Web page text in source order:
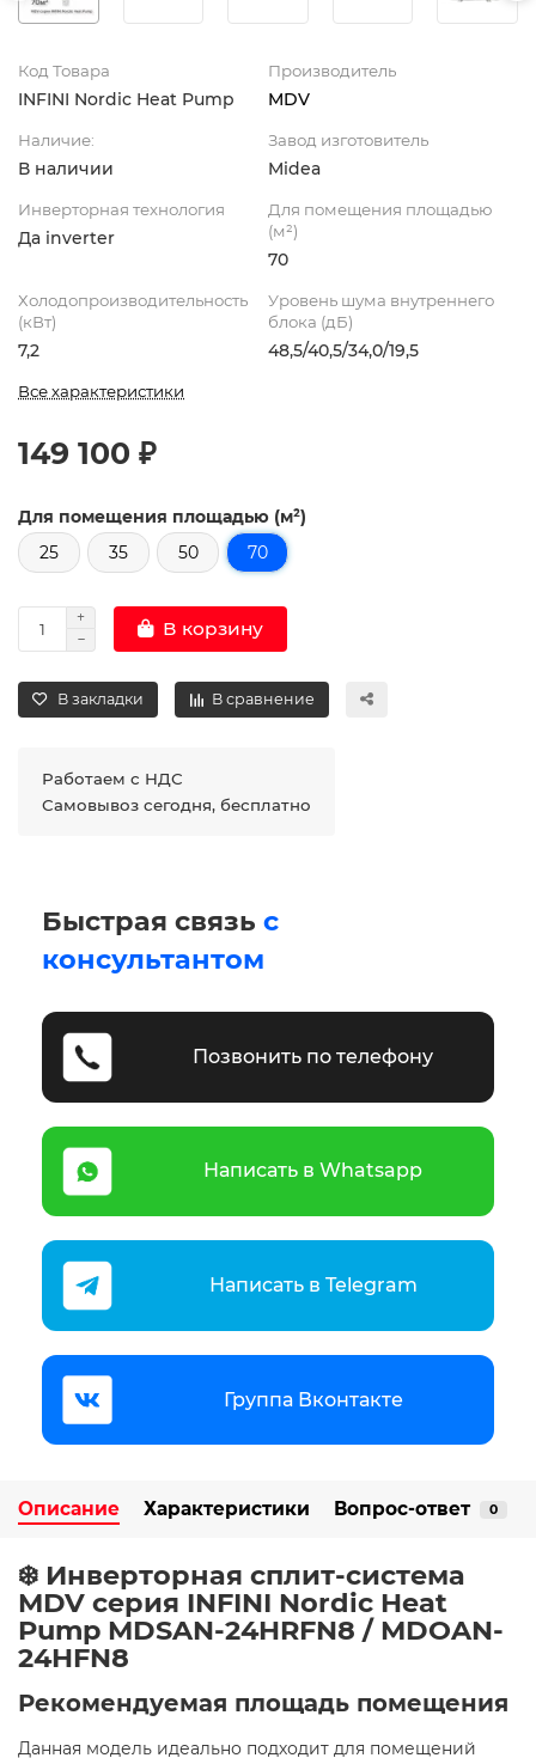
Код Товара
INFINI Nordic Heat Pump
Производитель
MDV
Наличие:
В наличии
Завод изготовитель
Midea
Инверторная технология
Да inverter
Для помещения площадью
(м²)
70
Холодопроизводительность
(кВт)
7,2
Уровень шума внутреннего
блока (дБ)
48,5/40,5/34,0/19,5
Все характеристики
149 100 ₽
Для помещения площадью (м²)
25
35 50 70
В корзину
В закладки В сравнение
Работаем с НДС
Самовывоз сегодня, бесплатно
Быстрая связь с
консультантом
Позвонить по телефону
Написать в Whatsapp
Написать в Telegram
Группа Вконтакте
Описание Характеристики Вопрос-ответ 0
❄️ Инверторная сплит-система
MDV серия INFINI Nordic Heat
Pump MDSAN-24HRFN8 / MDOAN-
24HFN8
Рекомендуемая площадь помещения
Данная модель идеально подходит для помещений